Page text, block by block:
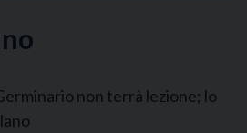
non terrà lezione; lo